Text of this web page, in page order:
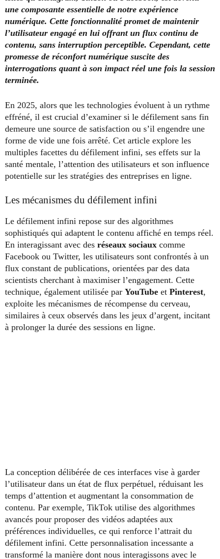
une composante essentielle de notre expérience
numérique. Cette fonctionnalité promet de maintenir
l’utilisateur engagé en lui offrant un flux continu de
contenu, sans interruption perceptible. Cependant, cette
promesse de réconfort numérique suscite des
interrogations quant à son impact réel une fois la session
terminée.
En 2025, alors que les technologies évoluent à un rythme
effréné, il est crucial d’examiner si le défilement sans fin
demeure une source de satisfaction ou s’il engendre une
forme de vide une fois arrêté. Cet article explore les
multiples facettes du défilement infini, ses effets sur la
santé mentale, l’attention des utilisateurs et son influence
potentielle sur les stratégies des entreprises en ligne.
Les mécanismes du défilement infini
Le défilement infini repose sur des algorithmes
sophistiqués qui adaptent le contenu affiché en temps réel.
En interagissant avec des réseaux sociaux comme
Facebook ou Twitter, les utilisateurs sont confrontés à un
flux constant de publications, orientées par des data
scientists cherchant à maximiser l’engagement. Cette
technique, également utilisée par YouTube et Pinterest,
exploite les mécanismes de récompense du cerveau,
similaires à ceux observés dans les jeux d’argent, incitant
à prolonger la durée des sessions en ligne.
La conception délibérée de ces interfaces vise à garder
l’utilisateur dans un état de flux perpétuel, réduisant les
temps d’attention et augmentant la consommation de
contenu. Par exemple, TikTok utilise des algorithmes
avancés pour proposer des vidéos adaptées aux
préférences individuelles, ce qui renforce l’attrait du
défilement infini. Cette personnalisation incessante a
transformé la manière dont nous interagissons avec le